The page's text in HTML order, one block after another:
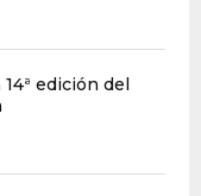
edición del